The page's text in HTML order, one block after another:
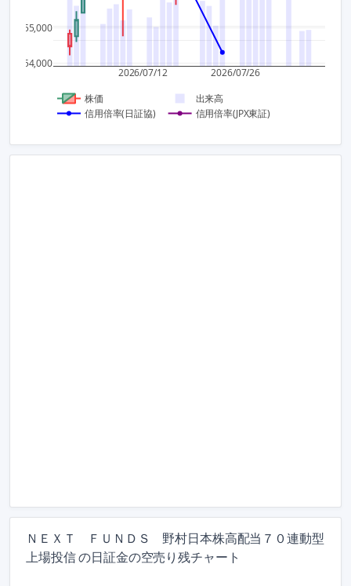
2026/07/12 2026/07/26
54,000
55,000
株価
出来高
信用倍率(日証協)
信用倍率(JPX東証)
ＮＥＸＴ ＦＵＮＤＳ 野村日本株高配当７０連動型
上場投信 の日証金の空売り残チャート